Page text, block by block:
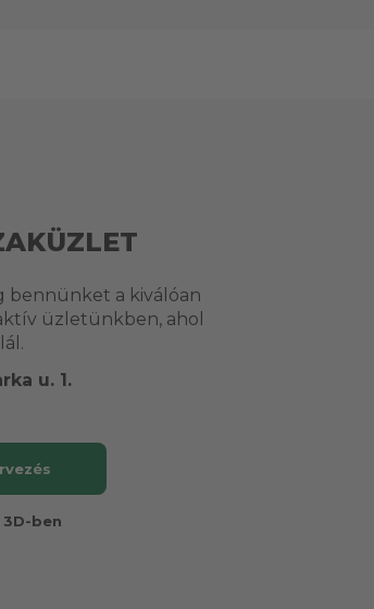
bennünket a kiválóan
üzletünkben, ahol
u. 1.
ben